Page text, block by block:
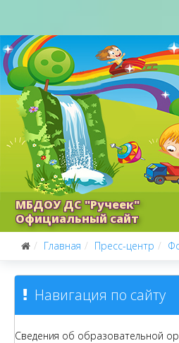
МБДОУ ДС "Ручеек"
Официальный сайт
Главная Пресс-центр
Навигация по сайту
Сведения об образовательной